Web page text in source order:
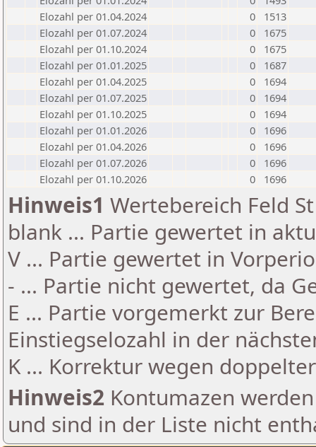
Elozahl per 01.04.2024
0
1513
Elozahl per 01.07.2024
0
1675
Elozahl per 01.10.2024
0
1675
Elozahl per 01.01.2025
0
1687
Elozahl per 01.04.2025
0
1694
Elozahl per 01.07.2025
0
1694
Elozahl per 01.10.2025
0
1694
Elozahl per 01.01.2026
0
1696
Elozahl per 01.04.2026
0
1696
Elozahl per 01.07.2026
0
1696
Elozahl per 01.10.2026
0 1696
Hinweis1 Wertebereich Feld
blank ... Partie gewertet in
V ... Partie gewertet in
- ... Partie nicht gewertet, da
E ... Partie vorgemerkt zur
Einstiegselozahl in der
K ... Korrektur wegen
Hinweis2 Kontumazen
und sind in der Liste nicht